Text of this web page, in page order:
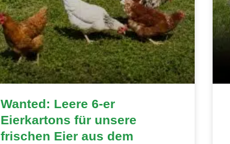
Wanted: Leere 6-er
Eierkartons für unsere
frischen Eier aus dem